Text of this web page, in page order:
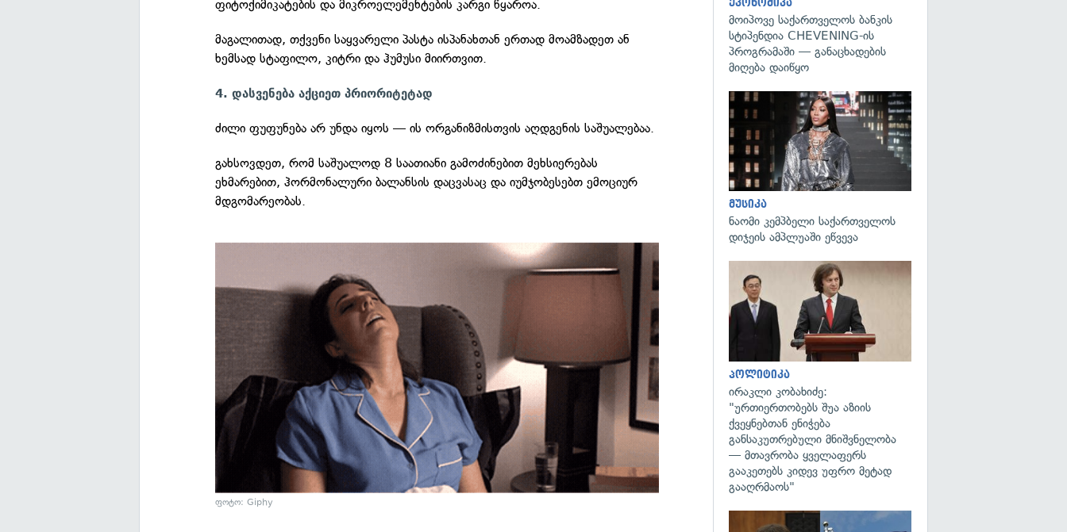
ფიტოქიმიკატების და მიკროელემენტების კარგი წყაროა.
მაგალითად, თქვენი საყვარელი პასტა ისპანახთან ერთად მოამზადეთ ან
ხემსად სტაფილო, კიტრი და ჰუმუსი მიირთვით.
4. დასვენება აქციეთ პრიორიტეტად
ძილი ფუფუნება არ უნდა იყოს — ის ორგანიზმისთვის აღდგენის საშუალებაა.
გახსოვდეთ, რომ საშუალოდ 8 საათიანი გამოძინებით მეხსიერებას
ეხმარებით, ჰორმონალური ბალანსის დაცვასაც და იუმჯობესებთ ემოციურ
მდგომარეობას.
ფოტო: Giphy
ეკონომიკა
მოიპოვე საქართველოს ბანკის
სტიპენდია CHEVENING-ის
პროგრამაში — განაცხადების
მიღება დაიწყო
მუსიკა
ნაომი კემპბელი საქართველოს
დიჯეის ამპლუაში ეწვევა
პოლიტიკა
ირაკლი კობახიძე:
"ურთიერთობებს შუა აზიის
ქვეყნებთან ენიჭება
განსაკუთრებული მნიშვნელობა
— მთავრობა ყველაფერს
გააკეთებს კიდევ უფრო მეტად
გააღრმაოს"